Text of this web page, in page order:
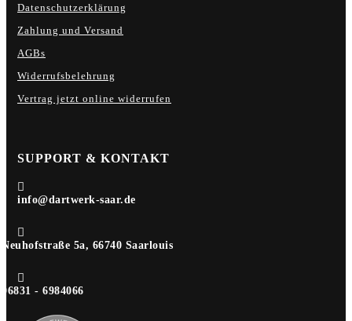
Datenschutzerklärung
Zahlung und Versand
AGBs
Widerrufsbelehrung
Vertrag jetzt online widerrufen
SUPPORT & KONTAKT

info@dartwerk-saar.de

Neuhofstraße 5a, 66740 Saarlouis

06831 - 6984066